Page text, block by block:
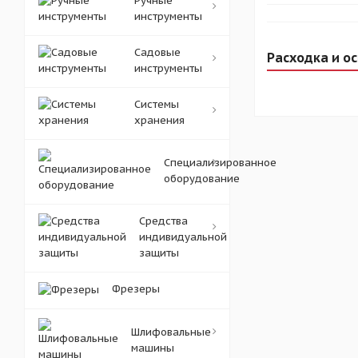
Расходка и
инструменты
Садовые
инструменты
Системы
хранения
Специализированное
оборудование
Средства
индивидуальной
защиты
Фрезеры
Шлифовальные
машины